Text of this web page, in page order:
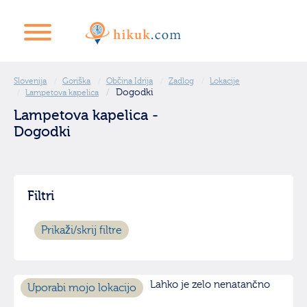
Slovenija Goriška Občina Idrija Zadlog
Lokacije
Lampetova kapelica
Dogodki
Lampetova kapelica -
Dogodki
Filtri
Prikaži/skrij filtre
Uporabi mojo lokacijo Lahko je zelo nenatančno